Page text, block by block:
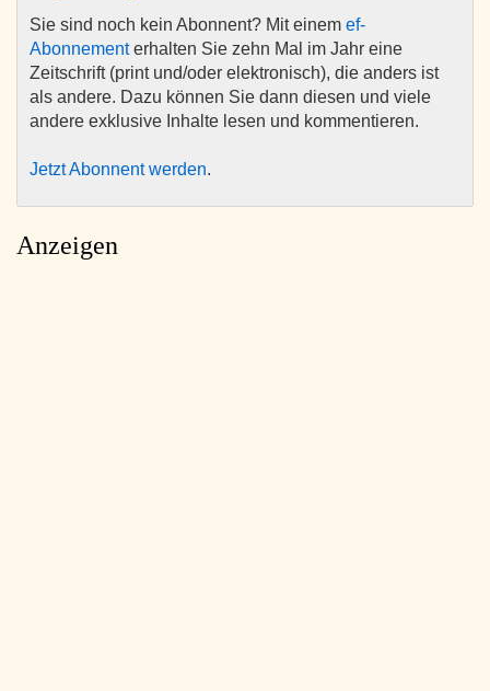
Sie sind noch kein Abonnent? Mit einem ef-
Abonnementerhalten Sie zehn Mal im Jahr eine
Zeitschrift (print und/oder elektronisch), die anders ist
als andere. Dazu können Sie dann diesen und viele
andere exklusive Inhalte lesen und kommentieren.
Jetzt Abonnent werden.
Anzeigen